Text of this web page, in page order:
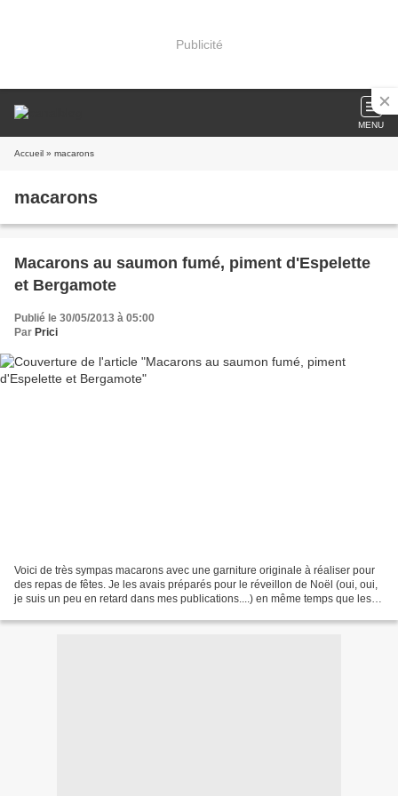
Publicité
MENU
Accueil » macarons
macarons
Macarons au saumon fumé, piment d'Espelette
et Bergamote
Publié le 30/05/2013 à 05:00
Par Prici
Voici de très sympas macarons avec une garniture originale à réaliser pour
des repas de fêtes. Je les avais préparés pour le réveillon de Noël (oui, oui,
je suis un peu en retard dans mes publications....) en même temps que les